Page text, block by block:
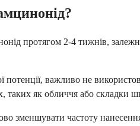
протягом 2-4 тижнів,
потенції, важливо не
таких як обличчя або складки
зменшувати частоту